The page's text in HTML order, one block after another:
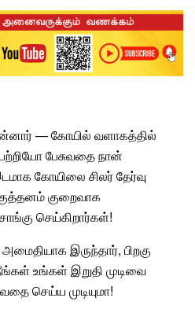
—கோயில் வளாகத்தில்
பேசுவதை நான்
கோயிலை சிலர் தேர்வு
குறைவாக
செய்கிறார்கள்!
இருந்தார், பிறகு
உங்கள் இறுதி முடிவை
செய்ய முடியுமா!